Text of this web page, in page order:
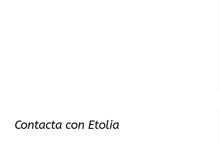
Contacta con Etolia